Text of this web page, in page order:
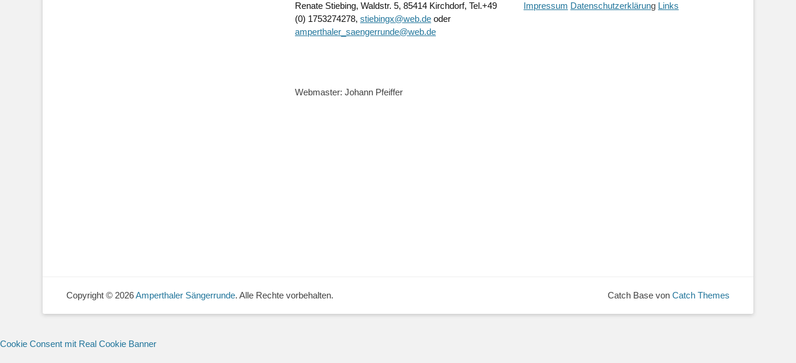
Renate Stiebing, Waldstr. 5, 85414 Kirchdorf, Tel.+49
(0) 1753274278, stiebingx@web.de oder
amperthaler_saengerrunde@web.de
Webmaster: Johann Pfeiffer
Impressum Datenschutzerklärung Links
Copyright © 2026Amperthaler Sängerrunde. Alle Rechte vorbehalten. Catch Base von Catch Themes
Cookie Consent mit Real Cookie Banner